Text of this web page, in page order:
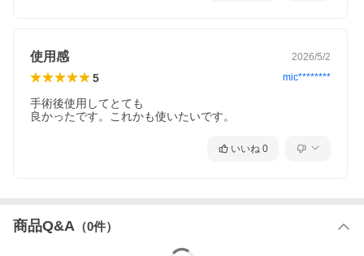
使用感 2026/5/2
5 mic********
手術後使用してとても
良かったです。これかも使いたいです。
いいね 0
商品Q&A （0件）